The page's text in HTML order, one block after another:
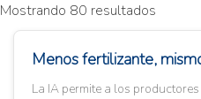
Mostrando 80 resultados
Menos fertilizante,
La IA permite a los